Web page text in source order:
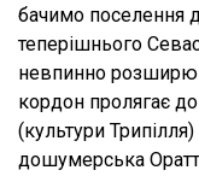
бачимо поселення
теперішнього
невпинно
кордон пролягає
(культури
дошумерська